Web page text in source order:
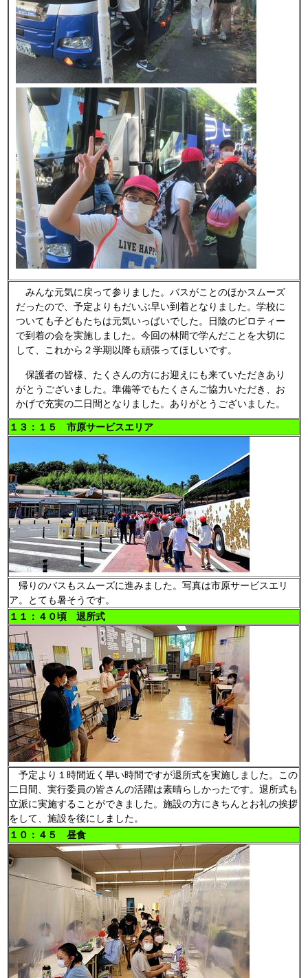
みんな元気に戻って参りました。バスがことのほかスムーズ
だったので、予定よりもだいぶ早い到着となりました。学校に
ついても子どもたちは元気いっぱいでした。日陰のピロティー
で到着の会を実施しました。今回の林間で学んだことを大切に
して、これから２学期以降も頑張ってほしいです。
保護者の皆様、たくさんの方にお迎えにも来ていただきあり
がとうございました。準備等でもたくさんご協力いただき、お
かげで充実の二日間となりました。ありがとうございました。
１３：１５ 市原サービスエリア
帰りのバスもスムーズに進みました。写真は市原サービスエリ
ア。とても暑そうです。
１１：４０頃 退所式
予定より１時間近く早い時間ですが退所式を実施しました。この
二日間、実行委員の皆さんの活躍は素晴らしかったです。退所式も
立派に実施することができました。施設の方にきちんとお礼の挨拶
をして、施設を後にしました。
１ ０：４５ 昼食